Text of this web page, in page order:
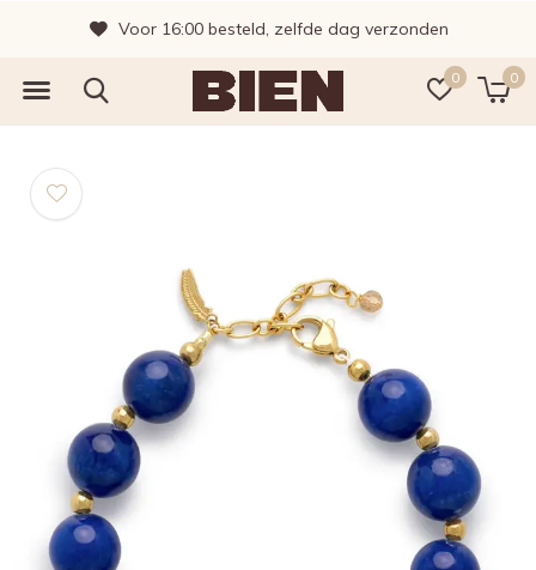
0 0
Voor 16:00 besteld, zelfde dag verzonden